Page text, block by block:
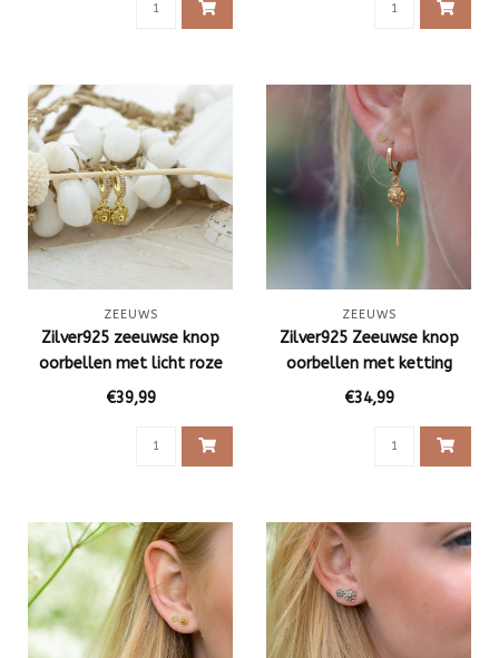
ZEEUWS
Zilver925 zeeuwse knop
oorbellen met licht roze
zirconia
€39,99
ZEEUWS
Zilver925 Zeeuwse knop
oorbellen met ketting
goud
€34,99